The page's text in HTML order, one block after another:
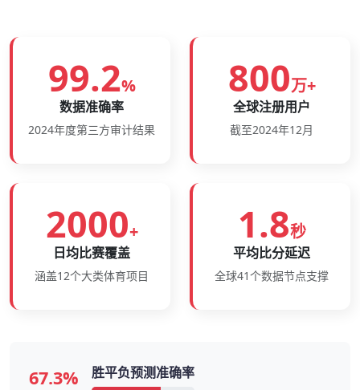
99.2%
数据准确率
2024年度第三方审计结果
800万+
全球注册用户
截至2024年12月
2000+
日均比赛覆盖
涵盖12个大类体育项目
1.8秒
平均比分延迟
全球41个数据节点支撑
67.3% 胜平负预测准确率